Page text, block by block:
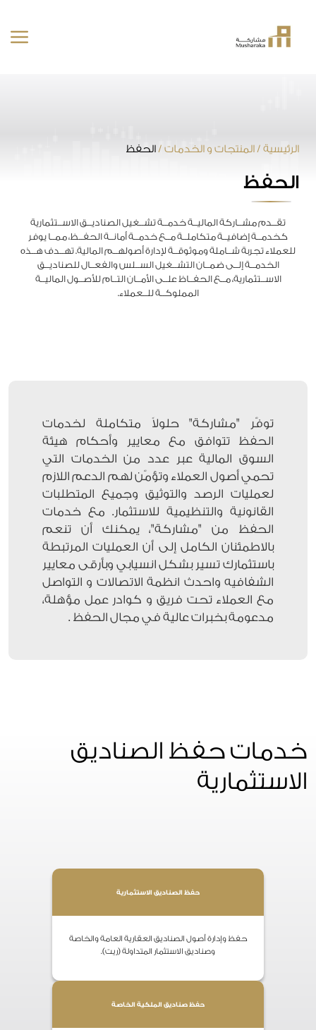
الرئيسية /المنتجات و الخدمات /الحفظ
الحفظ
تقــدم مشــاركة الماليــة خدمــة تشــغيل الصناديــق الاســتثمارية
كخدمــة إضافيــة متكاملــة مــع خدمــة أمانــة الحفــظ، ممــا يوفر
للعملاء تجربة شــاملة وموثوقــة لإدارة أصولهــم المالية. تهــدف هــذه
الخدمــة إلــى ضمــان التشــغيل الســلس والفعــال للصناديــق
الاســتثمارية، مــع الحفــاظ علــى الأمــان التــام للأصــول الماليــة
المملوكــة للــعملاء.
توفّر "مشاركة" حلولاً متكاملة لخدمات
الحفظ تتوافق مع معايير وأحكام هيئة
السوق المالية عبر عدد من الخدمات التي
تحمي أصول العملاء وتؤمّن لهم الدعم اللازم
لعمليات الرصد والتوثيق وجميع المتطلبات
القانونية والتنظيمية للاستثمار. مع خدمات
الحفظ من "مشاركة"، يمكنك أن تنعم
بالاطمئنان الكامل إلى أن العمليات المرتبطة
باستثمارك تسير بشكل انسيابي وبأرقى معايير
الشفافيه واحدث انظمة الاتصالات و التواصل
مع العملاء تحت فريق و كوادر عمل مؤهلة،
مدعومة بخبرات عالية في مجال الحفظ .
خدمات حفظ الصناديق
الاستثمارية
حفظ الصناديق الاستثمارية
حفظ وإدارة أصول الصناديق العقارية العامة والخاصة
وصناديق الاستثمار المتداولة (ريت).
حفظ صناديق الملكية الخاصة